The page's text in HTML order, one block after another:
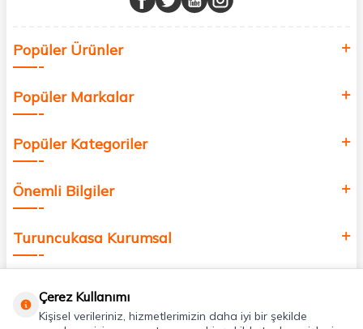
Sağlık, güzellik ve iyi yaşam için aradığınız her şey burada!
değer katmak için bize katılın!
Popüler Ürünler
Popüler Markalar
Popüler Kategoriler
Önemli Bilgiler
Turuncukasa Kurumsal
Çerez Kullanımı
Kişisel verileriniz, hizmetlerimizin daha iyi bir şekilde